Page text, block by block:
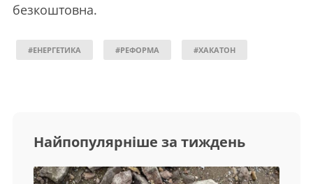
безкоштовна.
#ЕНЕРГЕТИКА #РЕФОРМА #ХАКАТОН
Найпопулярніше за тиждень